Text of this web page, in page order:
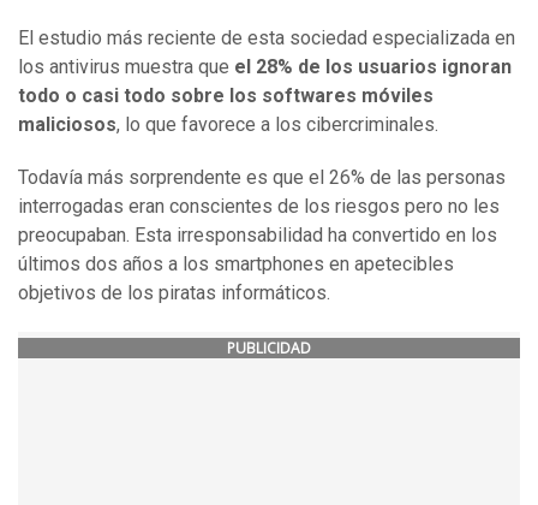
El estudio más reciente de esta sociedad especializada en
los antivirus muestra que el 28% de los usuarios ignoran
todo o casi todo sobre los softwares móviles
maliciosos, lo que favorece a los cibercriminales.
Todavía más sorprendente es que el 26% de las personas
interrogadas eran conscientes de los riesgos pero no les
preocupaban. Esta irresponsabilidad ha convertido en los
últimos dos años a los smartphones en apetecibles
objetivos de los piratas informáticos.
PUBLICIDAD